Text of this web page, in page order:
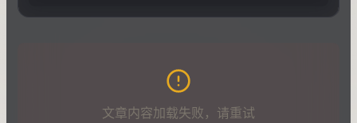
文章内容加载失败，请重试